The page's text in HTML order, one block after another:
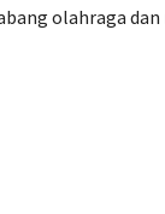
olahraga